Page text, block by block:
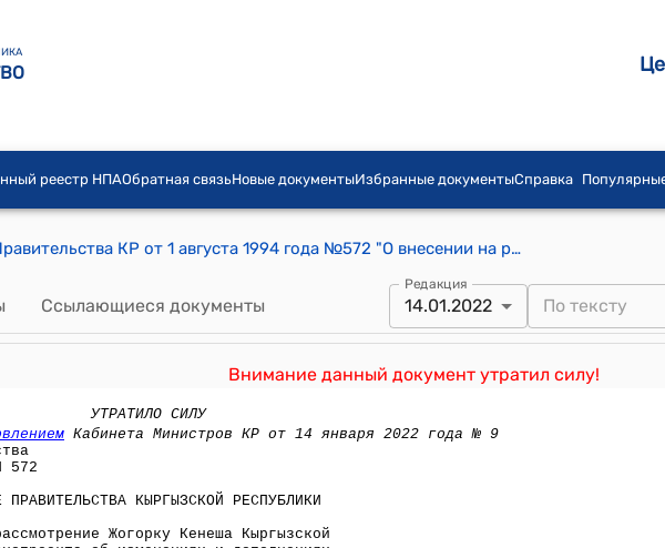
реестр НПАОбратная связьНовые документыИзбранные документыСправка
Постановление Правительства КР от 1 августа 1994 года №572 "О внесении на рассмотрение Жогорку Кенеша Кыргызской Республики законопроекта об изменениях и дополнениях в Закон Кыргызской Республики "Об индивидуальном жилищном строительстве в Кыргызской Республике"
Ссылающиеся документы
Редакция
14.01.2022
Внимание данный документ утратил силу!